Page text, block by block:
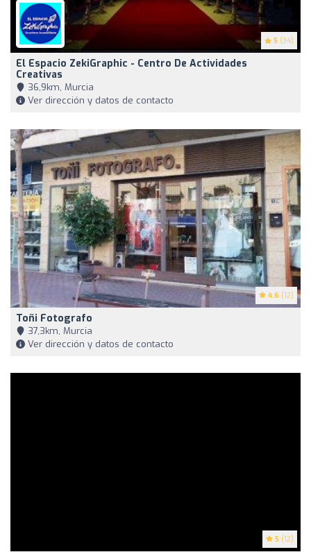
5 (34)
El Espacio ZekiGraphic - Centro De Actividades
Creativas
36,9km, Murcia
Ver dirección y datos de contacto
4.6 (12)
Toñi Fotografo
37,3km, Murcia
Ver dirección y datos de contacto
5 (12)